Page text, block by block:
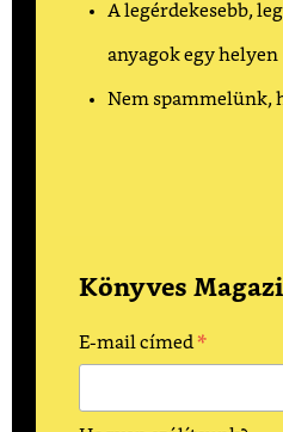
A legérdekesebb,
anyagok egy helyen
Nem spammelünk,
Könyves
E-mail címed *